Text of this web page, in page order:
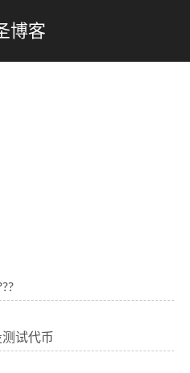
博客
试代币